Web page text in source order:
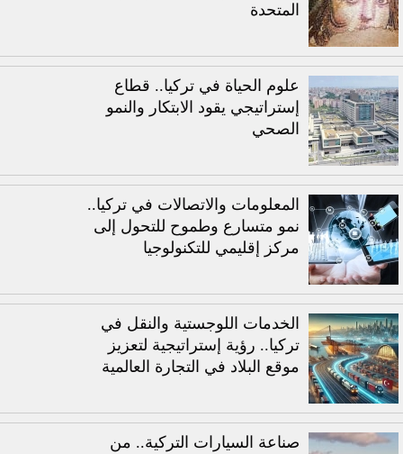
المتحدة
علوم الحياة في تركيا.. قطاع
إستراتيجي يقود الابتكار والنمو
الصحي
المعلومات والاتصالات في تركيا..
نمو متسارع وطموح للتحول إلى
مركز إقليمي للتكنولوجيا
الخدمات اللوجستية والنقل في
تركيا.. رؤية إستراتيجية لتعزيز
موقع البلاد في التجارة العالمية
صناعة السيارات التركية.. من